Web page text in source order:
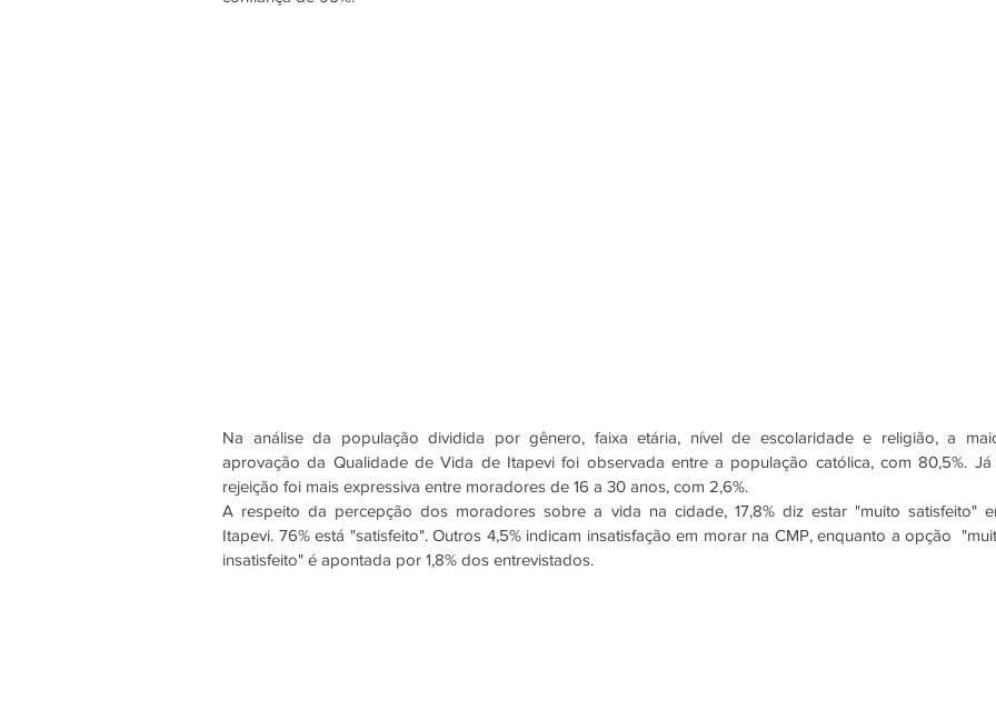
Na análise da população dividida por gênero, faixa etária, nível de escolaridade e religião, a
aprovação da Qualidade de Vida de Itapevi foi observada entre a população católica, com 80,5%. Já
rejeição foi mais expressiva entre moradores de 16 a 30 anos, com 2,6%.
A respeito da percepção dos moradores sobre a vida na cidade, 17,8% diz estar "muito satisfeito"
Itapevi. 76% está "satisfeito". Outros 4,5% indicam insatisfação em morar na CMP, enquanto a opção
insatisfeito" é apontada por 1,8% dos entrevistados.